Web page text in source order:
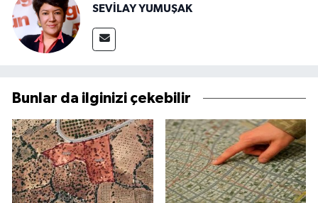
SEVİLAY YUMUŞAK
Bunlar da ilginizi çekebilir